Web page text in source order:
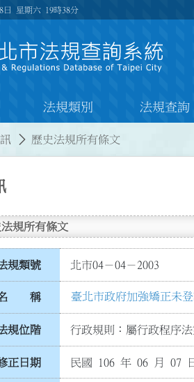
日 星期六 19時38分
法規類別 法規查詢
歷史法規所有條文
規所有條文
規類號 北市04－04－2003
稱 臺北市政府加強矯正未
規位階 行政規則：屬行政程序
正日期 民國 106 年 06 月 07